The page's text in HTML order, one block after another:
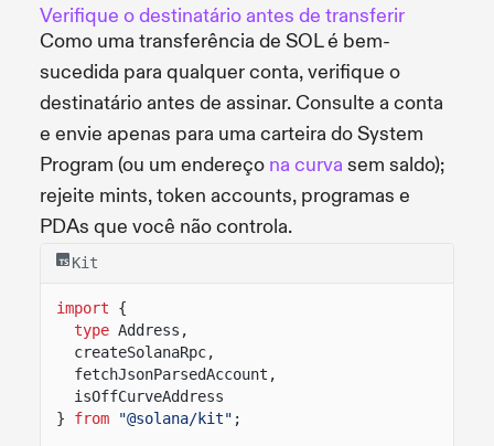
Verifique o destinatário antes de transferir
Como uma transferência de SOL é bem-
sucedida para qualquer conta, verifique o
destinatário antes de assinar. Consulte a conta
e envie apenas para uma carteira do System
Program (ou um endereço na curva sem saldo);
rejeite mints, token accounts, programas e
PDAs que você não controla.
Kit
import
{
type Address,
createSolanaRpc,
fetchJsonParsedAccount,
isOffCurveAddress
}
from "@solana/kit" ;